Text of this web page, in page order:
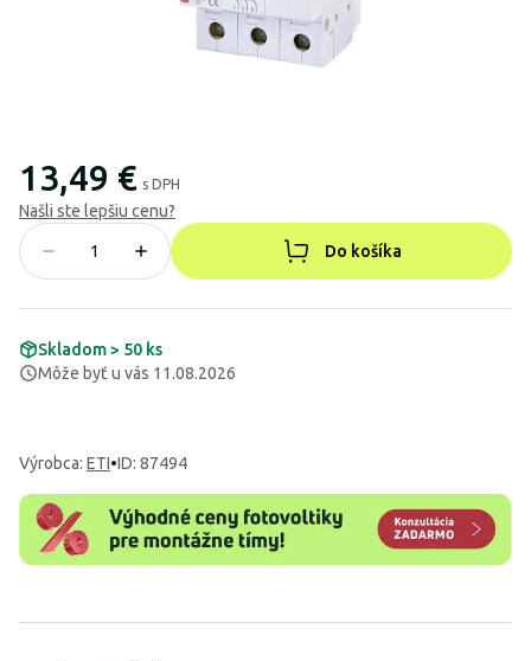
13,49 € s DPH
Našli ste lepšiu cenu?
Do košíka
Skladom > 50 ks
Môže byť u vás 11.08.2026
Výrobca: ETI•ID: 87494